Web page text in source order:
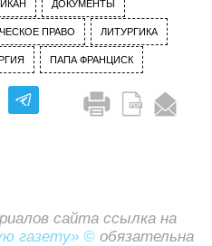
ДОКУМЕНТЫ
ПРАВО ЛИТУРГИКА
ПАПА ФРАНЦИСК
сайта ссылка на
газету» © обязательна